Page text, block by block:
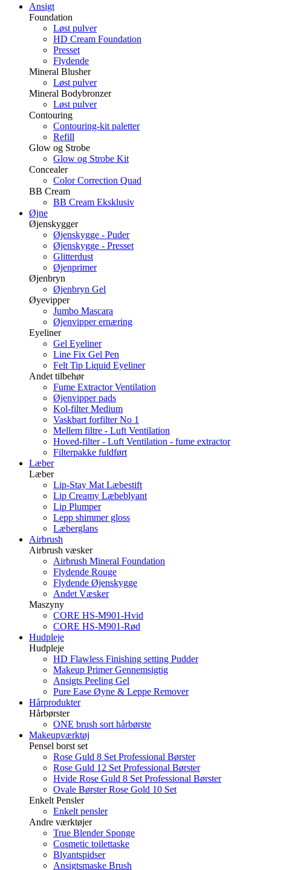
Ansigt
Foundation
Løst pulver
HD Cream Foundation
Presset
Flydende
Mineral Blusher
Løst pulver
Mineral Bodybronzer
Løst pulver
Contouring
Contouring-kit paletter
Refill
Glow og Strobe
Glow og Strobe Kit
Concealer
Color Correction Quad
BB Cream
BB Cream Eksklusiv
Øjne
Øjenskygger
Øjenskygge - Puder
Øjenskygge - Presset
Glitterdust
Øjenprimer
Øjenbryn
Øjenbryn Gel
Øyevipper
Jumbo Mascara
Øjenvipper ernæring
Eyeliner
Gel Eyeliner
Line Fix Gel Pen
Felt Tip Liquid Eyeliner
Andet tilbehør
Fume Extractor Ventilation
Øjenvipper pads
Kol-filter Medium
Vaskbart forfilter No 1
Mellem filtre - Luft Ventilation
Hoved-filter - Luft Ventilation - fume extractor
Filterpakke fuldført
Læber
Læber
Lip-Stay Mat Læbestift
Lip Creamy Læbeblyant
Lip Plumper
Lepp shimmer gloss
Læberglans
Airbrush
Airbrush væsker
Airbrush Mineral Foundation
Flydende Rouge
Flydende Øjenskygge
Andet Væsker
Maszyny
CORE HS-M901-Hvid
CORE HS-M901-Rød
Hudpleje
Hudpleje
HD Flawless Finishing setting Pudder
Makeup Primer Gennemsigtig
Ansigts Peeling Gel
Pure Ease Øyne & Leppe Remover
Hårprodukter
Hårbørster
ONE brush sort hårbørste
Makeupværktøj
Pensel borst set
Rose Guld 8 Set Professional Børster
Rose Guld 12 Set Professional Børster
Hvide Rose Guld 8 Set Professional Børster
Ovale Børster Rose Gold 10 Set
Enkelt Pensler
Enkelt pensler
Andre værktøjer
True Blender Sponge
Cosmetic toilettaske
Blyantspidser
Ansigtsmaske Brush